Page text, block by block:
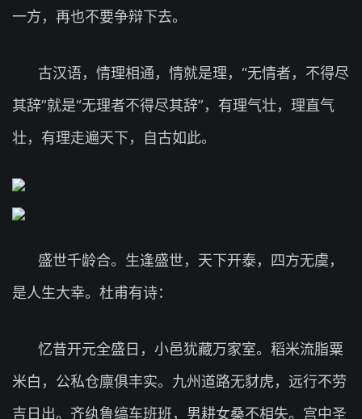
一方，再也不要争辩下去。
古汉语，情理相通，情就是理，“无情者，不得尽
其辞”就是“无理者不得尽其辞”，有理气壮，理直气
壮，有理走遍天下，自古如此。
盛世千龄合。生逢盛世，天下开泰，四方无虞，
是人生大幸。杜甫有诗：
忆昔开元全盛日，小邑犹藏万家室。稻米流脂粟
米白，公私仓廪俱丰实。九州道路无豺虎，远行不劳
吉日出。齐纨鲁缟车班班，男耕女桑不相失。宫中圣